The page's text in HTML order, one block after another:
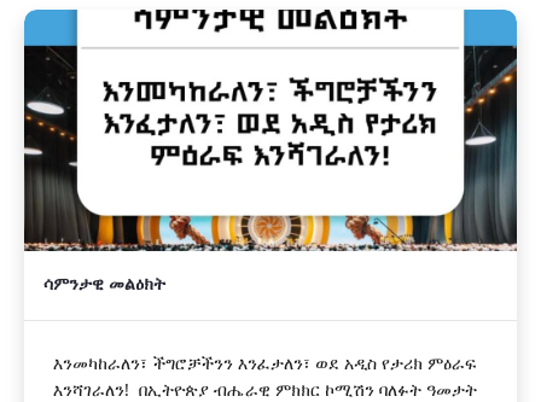
ሳምንታዊ መልዕክት
እንመካከራለን፣ ችግሮቻችንን እንፈታለን፣ ወደ አዲስ የታሪክ ምዕራፍ
እንሻገራለን! በኢትዮጵያ ብሔራዊ ምክክር ኮሚሽን ባለፉት ዓመታት